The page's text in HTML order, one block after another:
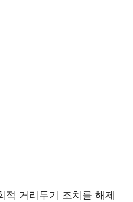
적 거리두기 조치를 해제